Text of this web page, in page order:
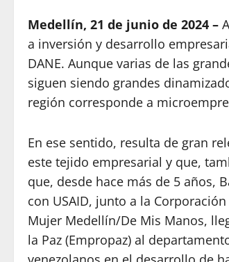
Medellín, 21 de junio de 2024 –
a inversión y desarrollo
DANE. Aunque varias de las
siguen siendo grandes
región corresponde a
En ese sentido, resulta de gran
este tejido empresarial y que,
que, desde hace más de 5 años,
con USAID, junto a la
Mujer Medellín/De Mis Manos,
la Paz (Empropaz) al